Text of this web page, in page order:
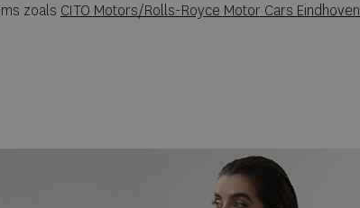
zoals CITO Motors/Rolls-Royce Motor Cars Eindhoven